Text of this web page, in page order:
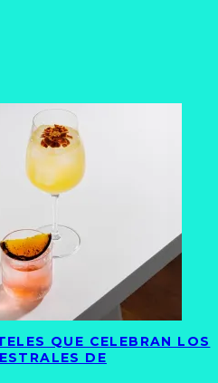
QUE CELEBRAN LOS
DE